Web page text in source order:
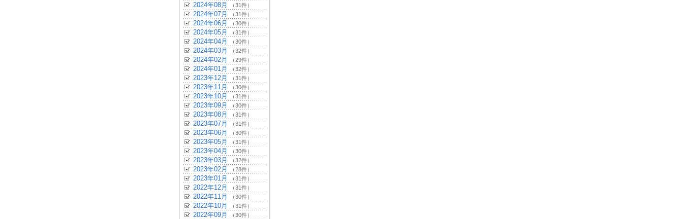
2024年08月 （31件）
2024年07月 （31件）
2024年06月 （30件）
2024年05月 （31件）
2024年04月 （30件）
2024年03月 （32件）
2024年02月 （29件）
2024年01月 （32件）
2023年12月 （31件）
2023年11月 （30件）
2023年10月 （31件）
2023年09月 （30件）
2023年08月 （31件）
2023年07月 （31件）
2023年06月 （30件）
2023年05月 （31件）
2023年04月 （30件）
2023年03月 （32件）
2023年02月 （28件）
2023年01月 （31件）
2022年12月 （31件）
2022年11月 （30件）
2022年10月 （31件）
2022年09月 （30件）